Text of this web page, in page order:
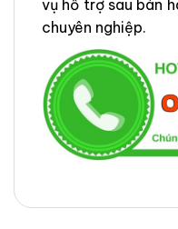
vụ hỗ trợ sau bán
chuyên nghiệp.